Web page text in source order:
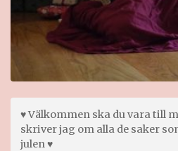
♥ Välkommen ska du vara till
skriver jag om alla de saker
julen ♥